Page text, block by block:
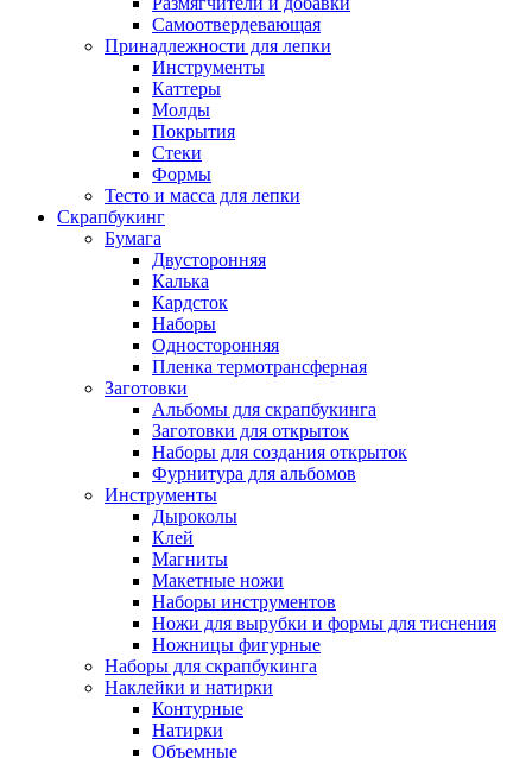
Самоотвердевающая
Принадлежности для лепки
Инструменты
Каттеры
Молды
Покрытия
Стеки
Формы
Тесто и масса для лепки
Скрапбукинг
Бумага
Двусторонняя
Калька
Кардсток
Наборы
Односторонняя
Пленка термотрансферная
Заготовки
Альбомы для скрапбукинга
Заготовки для открыток
Наборы для создания открыток
Фурнитура для альбомов
Инструменты
Дыроколы
Клей
Магниты
Макетные ножи
Наборы инструментов
Ножи для вырубки и формы для тиснения
Ножницы фигурные
Наборы для скрапбукинга
Наклейки и натирки
Контурные
Натирки
Объемные